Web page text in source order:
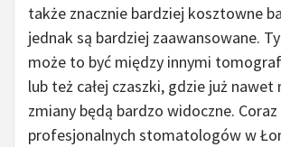
także znacznie bardziej kosztowne
jednak są bardziej zaawansowane.
może to być między innymi
lub też całej czaszki, gdzie już nawet
zmiany będą bardzo widoczne.
profesjonalnych stomatologów w